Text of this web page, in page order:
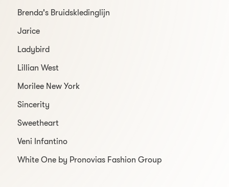
Brenda's Bruidskledinglijn
Jarice
Ladybird
Lillian West
Morilee New York
Sincerity
Sweetheart
Veni Infantino
White One by Pronovias Fashion Group